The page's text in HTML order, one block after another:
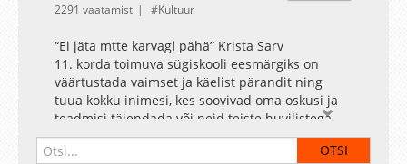
2291 vaatamist
Kultuur
“Ei jäta mtte karvagi pähä” Krista Sarv
11. korda toimuva sügiskooli eesmärgiks on
väärtustada vaimset ja käelist pärandit ning
tuua kokku inimesi, kes soovivad oma oskusi ja
teadmisi täiendada või neid teiste huvilistega
jagada. Seekord keskendutakse
traditsioonilistele naturaalsetele materjalidele